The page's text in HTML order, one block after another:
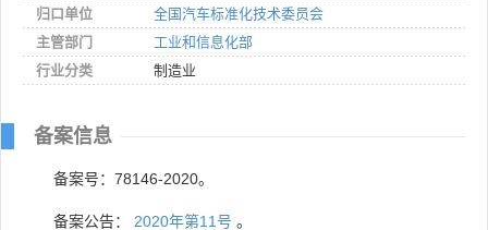
归口单位
全国汽车标准化技术委员会
主管部门
工业和信息化部
行业分类
制造业
备案信息
备案号：78146-2020。
备案公告： 2020年第11号 。